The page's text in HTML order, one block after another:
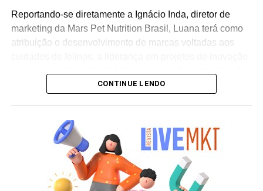
Reportando-se diretamente a Ignácio Inda, diretor de
marketing da Mars Pet Nutrition Brasil, Luana terá como
atribuição o desenvolvimento de marcas voltadas aos
relacionamento das linhas com os tutores de animais no
motiva muito. Quero contribuir para o desenvolvimento
dessas marcas no Brasil e fortalecer ainda mais sua
conexão com os tutores. Saber que nosso trabalho
contribui para o propósito da Mars de criar um mundo
melhor para os pets e para as pessoas que cuidam deles
CONTINUE LENDO